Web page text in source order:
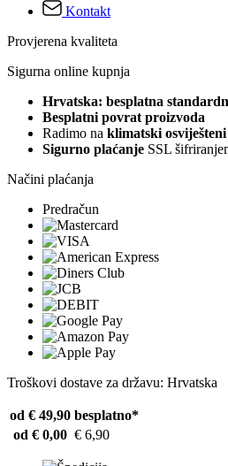
Kontakt
Provjerena kvaliteta
Sigurna online kupnja
Hrvatska: besplatna
Besplatni povrat proizvoda
Radimo na klimatski
Sigurno plaćanje SSL
Načini plaćanja
Predračun
Troškovi dostave za državu: Hrvatska
od € 49,90 besplatno*
od € 0,00 € 6,90